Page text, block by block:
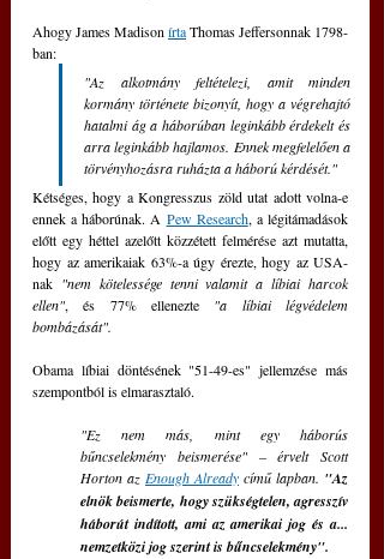
Ahogy James Madison írta Thomas Jeffersonnak 1798-
ban:
"Az alkotmány feltételezi, amit minden
kormány története bizonyít, hogy a végrehajtó
hatalmi ág a háborúban leginkább érdekelt és
arra leginkább hajlamos. Ennek megfelelően a
törvényhozásra ruházta a háború kérdését."
Kétséges, hogy a Kongresszus zöld utat adott volna-e
ennek a háborúnak. A Pew Research, a légitámadások
előtt egy héttel azelőtt közzétett felmérése azt mutatta,
hogy az amerikaiak 63%-a úgy érezte, hogy az USA-
nak "nem kötelessége tenni valamit a líbiai harcok
ellen", és 77% ellenezte "a líbiai légvédelem
bombázását".
Obama líbiai döntésének "51-49-es" jellemzése más
szempontból is elmarasztaló.
"Ez nem más, mint egy háborús
bűncselekmény beismerése" – érvelt Scott
Horton az Enough Already című lapban. "Az
elnök beismerte, hogy szükségtelen, agresszív
háborút indított, ami az amerikai jog és a...
nemzetközi jog szerint is bűncselekmény".